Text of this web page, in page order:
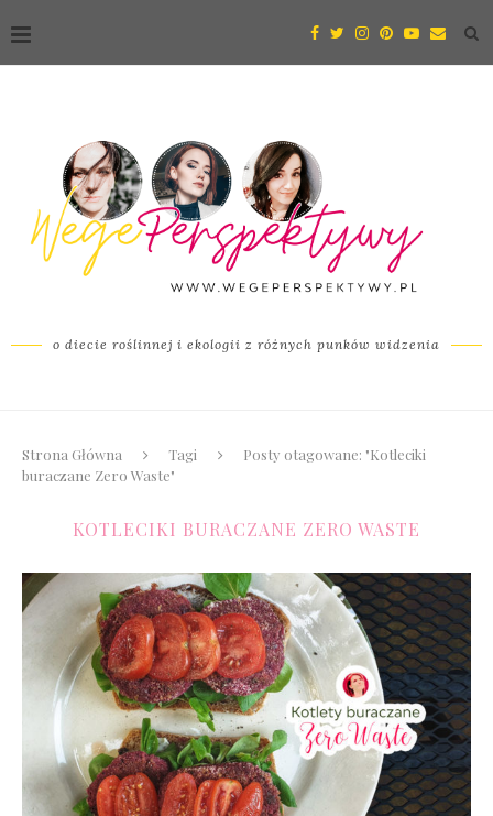
o diecie roślinnej i ekologii z różnych punków widzenia
Strona Główna Tagi
Posty otagowane: "Kotleciki
buraczane Zero Waste"
KOTLECIKI BURACZANE ZERO WASTE